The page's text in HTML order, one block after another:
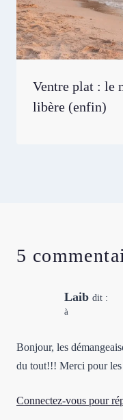
Ventre plat : le
libère (enfin)
5
Laib dit :
à
Bonjour, les
du tout!!! Merci pour
Connectez-vous pour